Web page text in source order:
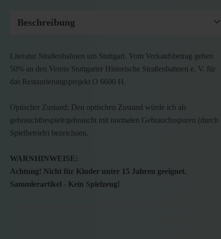
Beschreibung
Literatur Straßenbahnen um Stuttgart. Vom Verkaufsbetrag gehen
50% an den Verein Stuttgarter Historische Straßenbahnen e. V. für
das Restaurierungsprojekt O 6600 H.
Optischer Zustand: Den optischen Zustand würde ich als
gebrauchtbespielt/gebraucht mit normalen Gebrauchsspuren (durch
Spielbetrieb) bezeichnen.
WARNHINWEISE:
Achtung! Nicht für Kinder unter 15 Jahren geeignet.
Sammlerartikel - Kein Spielzeug!